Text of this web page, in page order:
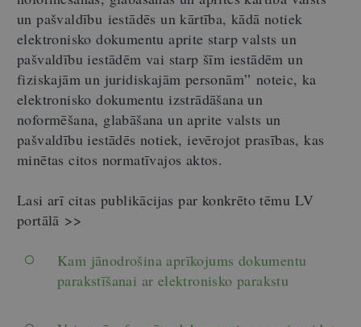
un pašvaldību iestādēs un kārtība, kādā notiek
elektronisko dokumentu aprite starp valsts un
pašvaldību iestādēm vai starp šīm iestādēm un
fiziskajām un juridiskajām personām” noteic, ka
elektronisko dokumentu izstrādāšana un
noformēšana, glabāšana un aprite valsts un
pašvaldību iestādēs notiek, ievērojot prasības, kas
minētas citos normatīvajos aktos.
Lasi arī citas publikācijas par konkrēto tēmu LV
portālā >>
Kam jānodrošina aprīkojums dokumentu
parakstīšanai ar elektronisko parakstu